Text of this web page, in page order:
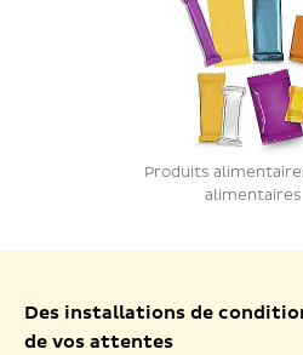
Produits
alimentaires
Des installations de
de vos attentes